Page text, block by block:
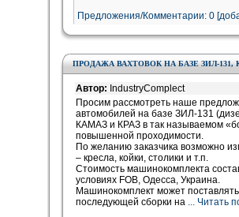
Предложения/Комментарии: 0
ПРОДАЖА ВАХТОВОК НА БАЗЕ ЗИЛ-131,
Автор: IndustryComplect
Просим рассмотреть наше
автомобилей на базе ЗИЛ-131
КАМАЗ и КРАЗ в так называемом
повышенной проходимости.
По желанию заказчика возможно
– кресла, койки, столики и т.п.
Стоимость машинокомплекта
условиях FOB, Одесса, Украина.
Машинокомплект может
последующей сборки на ... Читать